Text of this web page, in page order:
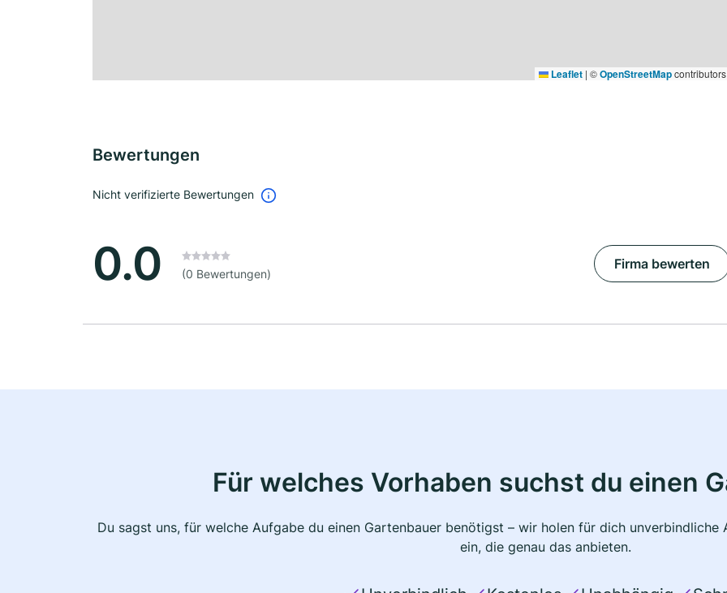
Leaflet | ©OpenStreetMapcontributors
Bewertungen
Nicht verifizierte Bewertungen
0.0 (0 Bewertungen)
Firma bewerten
Für welches Vorhaben suchst du einen
Du sagst uns, für welche Aufgabe du einen Gartenbauer benötigst – wir holen für dich
ein, die genau das anbieten.